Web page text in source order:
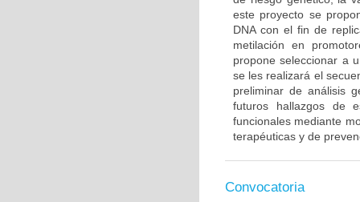
este proyecto se
DNA con el fin de
metilación en
propone seleccionar a
se les realizará el
preliminar de análisis
futuros hallazgos de
funcionales mediante
terapéuticas y de
Convocatoria